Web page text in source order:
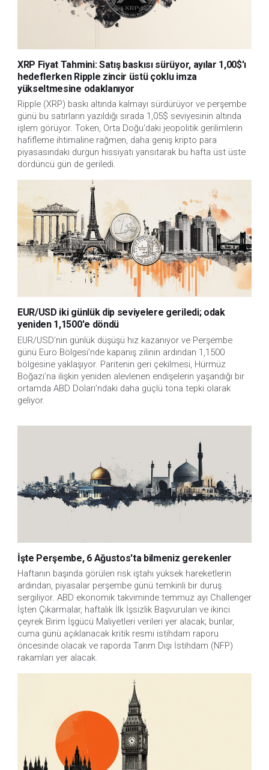
XRP Fiyat Tahmini: Satış baskısı sürüyor, ayılar 1,00$'ı
hedeflerken Ripple zincir üstü çoklu imza
yükseltmesine odaklanıyor
Ripple (XRP) baskı altında kalmayı sürdürüyor ve perşembe
günü bu satırların yazıldığı sırada 1,05$ seviyesinin altında
işlem görüyor. Token, Orta Doğu'daki jeopolitik gerilimlerin
hafifleme ihtimaline rağmen, daha geniş kripto para
piyasasındaki durgun hissiyatı yansıtarak bu hafta üst üste
dördüncü gün de geriledi.
EUR/USD iki günlük dip seviyelere geriledi; odak
yeniden 1,1500'e döndü
EUR/USD’nin günlük düşüşü hız kazanıyor ve Perşembe
günü Euro Bölgesi’nde kapanış zilinin ardından 1,1500
bölgesine yaklaşıyor. Paritenin geri çekilmesi, Hürmüz
Boğazı’na ilişkin yeniden alevlenen endişelerin yaşandığı bir
ortamda ABD Doları’ndaki daha güçlü tona tepki olarak
geliyor.
İşte Perşembe, 6 Ağustos'ta bilmeniz gerekenler
Haftanın başında görülen risk iştahı yüksek hareketlerin
ardından, piyasalar perşembe günü temkinli bir duruş
sergiliyor. ABD ekonomik takviminde temmuz ayı Challenger
İşten Çıkarmalar, haftalık İlk İşsizlik Başvuruları ve ikinci
çeyrek Birim İşgücü Maliyetleri verileri yer alacak; bunlar,
cuma günü açıklanacak kritik resmi istihdam raporu
öncesinde olacak ve raporda Tarım Dışı İstihdam (NFP)
rakamları yer alacak.